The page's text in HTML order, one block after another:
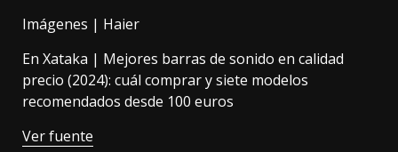
Imágenes | Haier
En Xataka | Mejores barras de sonido en calidad
precio (2024): cuál comprar y siete modelos
recomendados desde 100 euros
Ver fuente